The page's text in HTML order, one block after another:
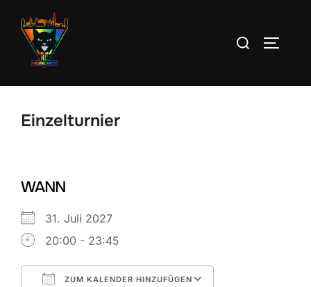
Inhalt
springen
Suchen
Einzelturnier
WANN
31. Juli 2027
20:00 - 23:45
ZUM KALENDER HINZUFÜGEN